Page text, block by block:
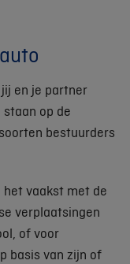
en je partner
op de
bestuurders
het vaakst met de
verplaatsingen
of voor
basis van zijn of